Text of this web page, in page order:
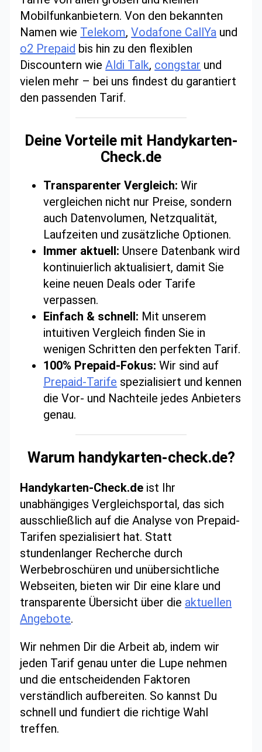
Mobilfunkanbietern. Von den bekannten
Namen wie Telekom,Vodafone CallYa und
o2 Prepaid bis hin zu den flexiblen
Discountern wieAldi Talk, congstar und
vielen mehr – bei uns findest du garantiert
den passenden Tarif.
Deine Vorteile mit Handykarten-
Check.de
Transparenter Vergleich: Wir
vergleichen nicht nur Preise, sondern
auch Datenvolumen, Netzqualität,
Laufzeiten und zusätzliche Optionen.
Immer aktuell: Unsere Datenbank wird
kontinuierlich aktualisiert, damit Sie
keine neuen Deals oder Tarife
verpassen.
Einfach & schnell: Mit unserem
intuitiven Vergleich finden Sie in
wenigen Schritten den perfekten Tarif.
100% Prepaid-Fokus: Wir sind auf
Prepaid-Tarife spezialisiert und kennen
die Vor- und Nachteile jedes Anbieters
genau.
Warum handykarten-check.de?
Handykarten-Check.de ist Ihr
unabhängiges Vergleichsportal, das sich
ausschließlich auf die Analyse von Prepaid-
Tarifen spezialisiert hat. Statt
stundenlanger Recherche durch
Werbebroschüren und unübersichtliche
Webseiten, bieten wir Dir eine klare und
transparente Übersicht über die aktuellen
Angebote.
Wir nehmen Dir die Arbeit ab, indem wir
jeden Tarif genau unter die Lupe nehmen
und die entscheidenden Faktoren
verständlich aufbereiten. So kannst Du
schnell und fundiert die richtige Wahl
treffen.